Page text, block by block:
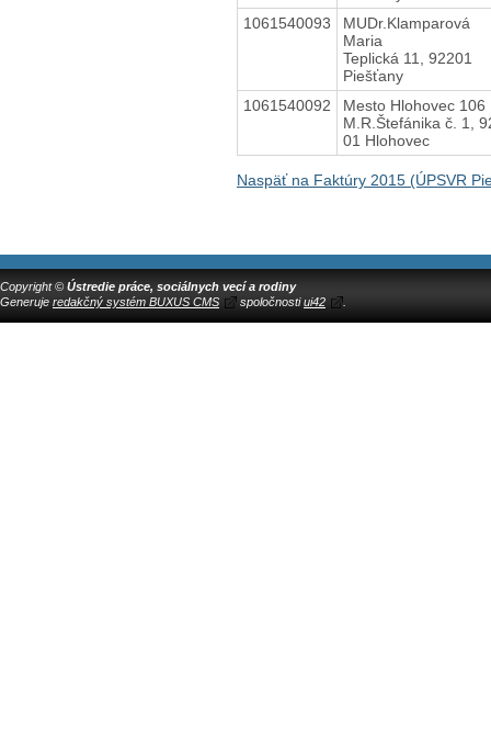
1061540093
MUDr.Klamparová
Maria
Teplická 11, 92201
Piešťany
1061540092
Mesto Hlohovec 106
M.R.Štefánika č. 1,
01 Hlohovec
Naspäť na Faktúry 2015 (ÚPSVR
Copyright © Ústredie práce, sociálnych vecí a rodiny
Generuje redakčný systém BUXUS CMS spoločnostiui42